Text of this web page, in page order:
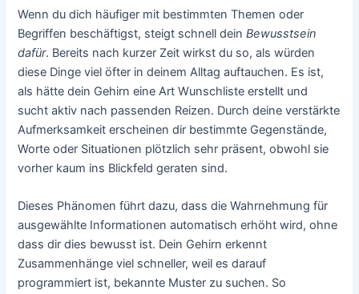
Wenn du dich häufiger mit bestimmten Themen oder
Begriffen beschäftigst, steigt schnell deinBewusstsein
dafür. Bereits nach kurzer Zeit wirkst du so, als würden
diese Dinge viel öfter in deinem Alltag auftauchen. Es ist,
als hätte dein Gehirn eine Art Wunschliste erstellt und
sucht aktiv nach passenden Reizen. Durch deine verstärkte
Aufmerksamkeit erscheinen dir bestimmte Gegenstände,
Worte oder Situationen plötzlich sehr präsent, obwohl sie
vorher kaum ins Blickfeld geraten sind.
Dieses Phänomen führt dazu, dass die Wahrnehmung für
ausgewählte Informationen automatisch erhöht wird, ohne
dass dir dies bewusst ist. Dein Gehirn erkennt
Zusammenhänge viel schneller, weil es darauf
programmiert ist, bekannte Muster zu suchen. So